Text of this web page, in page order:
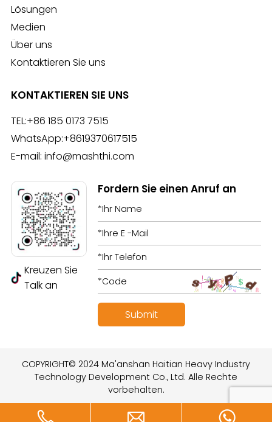
Lösungen
Medien
Über uns
Kontaktieren Sie uns
KONTAKTIEREN SIE UNS
TEL:+86 185 0173 7515
WhatsApp:+8619370617515
E-mail: info@mashthi.com
Kreuzen Sie
Talk an
Fordern Sie einen Anruf an
COPYRIGHT© 2024 Ma'anshan Haitian Heavy Industry
Technology Development Co., Ltd. Alle Rechte
vorbehalten.